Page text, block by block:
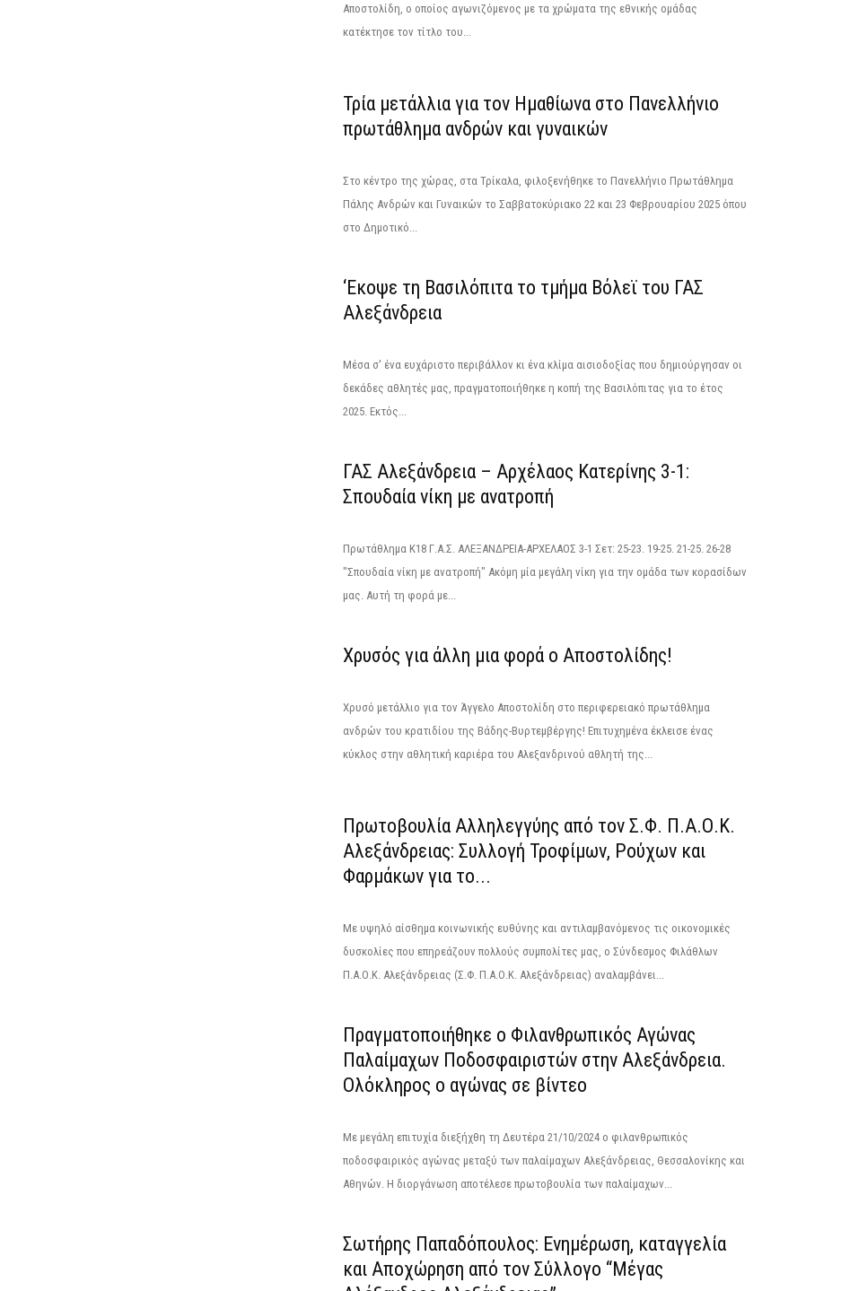
Αποστολίδη, ο οποίος αγωνιζόμενος με τα χρώματα της εθνικής ομάδας
κατέκτησε τον τίτλο του...
Τρία μετάλλια για τον Ημαθίωνα στο Πανελλήνιο
πρωτάθλημα ανδρών και γυναικών
Στο κέντρο της χώρας, στα Τρίκαλα, φιλοξενήθηκε το Πανελλήνιο Πρωτάθλημα
Πάλης Ανδρών και Γυναικών το Σαββατοκύριακο 22 και 23 Φεβρουαρίου 2025 όπου
στο Δημοτικό...
‘Εκοψε τη Βασιλόπιτα το τμήμα Βόλεϊ του ΓΑΣ
Αλεξάνδρεια
Μέσα σ' ένα ευχάριστο περιβάλλον κι ένα κλίμα αισιοδοξίας που δημιούργησαν οι
δεκάδες αθλητές μας, πραγματοποιήθηκε η κοπή της Βασιλόπιτας για το έτος
2025. Εκτός...
ΓΑΣ Αλεξάνδρεια – Αρχέλαος Κατερίνης 3-1:
Σπουδαία νίκη με ανατροπή
Πρωτάθλημα Κ18 Γ.Α.Σ. ΑΛΕΞΑΝΔΡΕΙΑ-ΑΡΧΕΛΑΟΣ 3-1 Σετ: 25-23. 19-25. 21-25. 26-28
"Σπουδαία νίκη με ανατροπή" Ακόμη μία μεγάλη νίκη για την ομάδα των κορασίδων
μας. Αυτή τη φορά με...
Χρυσός για άλλη μια φορά ο Αποστολίδης!
Χρυσό μετάλλιο για τον Άγγελο Αποστολίδη στο περιφερειακό πρωτάθλημα
ανδρών του κρατιδίου της Βάδης-Βυρτεμβέργης! Επιτυχημένα έκλεισε ένας
κύκλος στην αθλητική καριέρα του Αλεξανδρινού αθλητή της...
Πρωτοβουλία Αλληλεγγύης από τον Σ.Φ. Π.Α.Ο.Κ.
Αλεξάνδρειας: Συλλογή Τροφίμων, Ρούχων και
Φαρμάκων για το...
Με υψηλό αίσθημα κοινωνικής ευθύνης και αντιλαμβανόμενος τις οικονομικές
δυσκολίες που επηρεάζουν πολλούς συμπολίτες μας, ο Σύνδεσμος Φιλάθλων
Π.Α.Ο.Κ. Αλεξάνδρειας (Σ.Φ. Π.Α.Ο.Κ. Αλεξάνδρειας) αναλαμβάνει...
Πραγματοποιήθηκε ο Φιλανθρωπικός Αγώνας
Παλαίμαχων Ποδοσφαιριστών στην Αλεξάνδρεια.
Ολόκληρος ο αγώνας σε βίντεο
Με μεγάλη επιτυχία διεξήχθη τη Δευτέρα 21/10/2024 ο φιλανθρωπικός
ποδοσφαιρικός αγώνας μεταξύ των παλαίμαχων Αλεξάνδρειας, Θεσσαλονίκης και
Αθηνών. Η διοργάνωση αποτέλεσε πρωτοβουλία των παλαίμαχων...
Σωτήρης Παπαδόπουλος: Ενημέρωση, καταγγελία
και Αποχώρηση από τον Σύλλογο “Μέγας